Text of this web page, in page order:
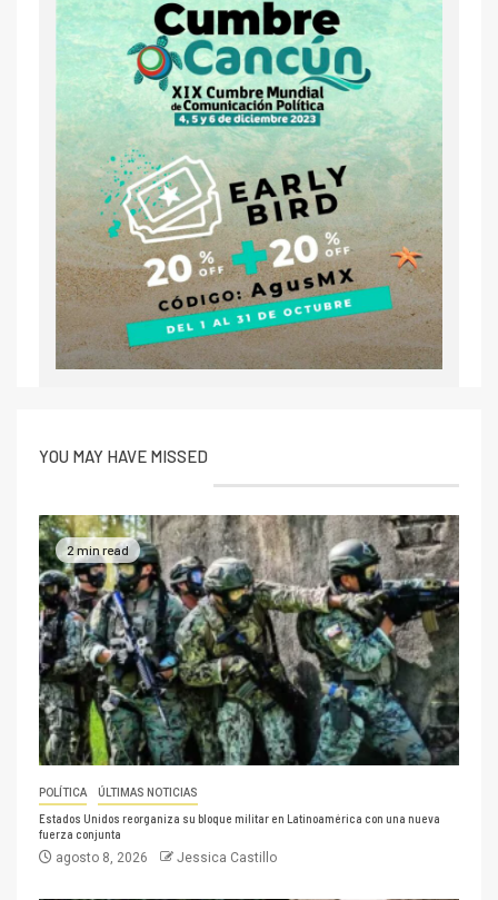
YOU MAY HAVE MISSED
2 min read
POLÍTICA ÚLTIMAS NOTICIAS
Estados Unidos reorganiza su bloque militar en Latinoamérica con una nueva
fuerza conjunta
agosto 8, 2026 Jessica Castillo